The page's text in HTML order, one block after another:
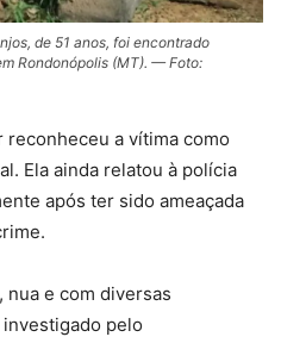
de 51 anos, foi encontrado
Rondonópolis (MT). — Foto:
reconheceu a vítima como
Ela ainda relatou à polícia
após ter sido ameaçada
nua e com diversas
pelo